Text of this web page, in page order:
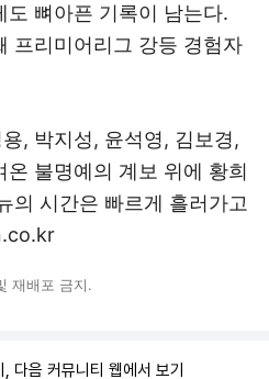
뼈아픈 기록이 남는다.
프리미어리그 강등 경험자
, 박지성, 윤석영, 김보경,
불명예의 계보 위에 황희
의 시간은 빠르게 흘러가고
재배포 금지.
다음 커뮤니티 웹에서 보기